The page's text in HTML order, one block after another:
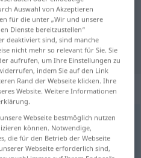
Übersetzung
weiblich
Auswahl von Akzeptieren
für die unter „Wir und unsere
Dienste bereitzustellen“
deaktiviert sind, sind manche
nicht mehr so relevant für Sie. Sie
aufrufen, um Ihre Einstellungen zu
indem Sie auf den Link
Rand der Webseite klicken. Ihre
Website. Weitere Informationen
Webseite bestmöglich nutzen
können. Notwendige,
die für den Betrieb der Webseite
Webseite erforderlich sind,